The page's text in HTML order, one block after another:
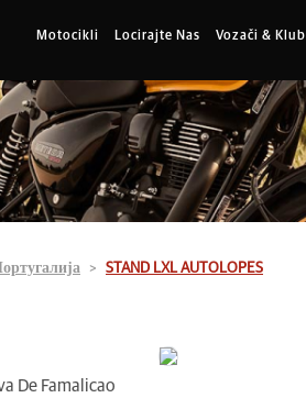
Motocikli Locirajte Nas Vozači & Klub
STAND LXL AUTOLOPES
De Famalicao